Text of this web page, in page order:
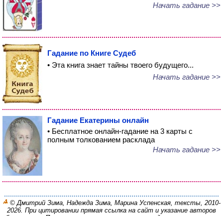
Начать гадание >>
Гадание по Книге Судеб
• Эта книга знает тайны твоего будущего...
Начать гадание >>
Гадание Екатерины онлайн
• Бесплатное онлайн-гадание на 3 карты с
полным толкованием расклада
Начать гадание >>
© Дмитрий Зима, Надежда Зима, Марина Успенская, тексты, 2010-
2026. При цитировании прямая ссылка на сайт и указание авторов